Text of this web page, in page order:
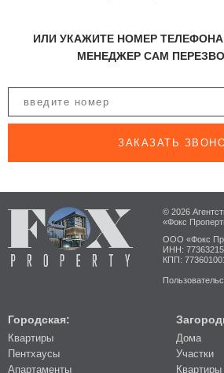
ИЛИ УКАЖИТЕ НОМЕР
МЕНЕДЖЕР САМ
ЗАКАЗАТЬ
© 2026
«Фокс
ООО «Фокс
ИНН:
КПП: 773601001
Городская:
Квартиры
Пентхаусы
Апартаменты
Дома
Участки
Квартиры